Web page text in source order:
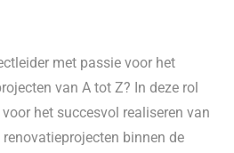
met passie voor het
van A tot Z? In deze rol
het succesvol realiseren van
binnen de